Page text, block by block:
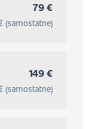
79 €
(samostatne)
149 €
(samostatne)